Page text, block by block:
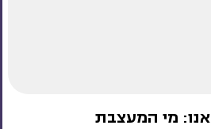
מי המעצבת